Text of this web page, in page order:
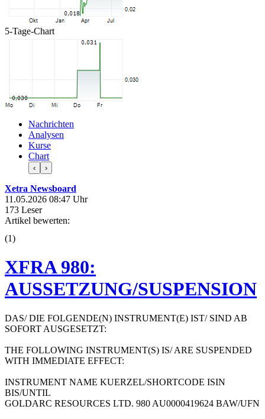
5-Tage-Chart
Nachrichten
Analysen
Kurse
Chart
‹ ›
Xetra Newsboard
11.05.2026 08:47 Uhr
173 Leser
Artikel bewerten:
(1)
XFRA 980:
AUSSETZUNG/SUSPENSION
DAS/ DIE FOLGENDE(N) INSTRUMENT(E) IST/ SIND AB
SOFORT AUSGESETZT:
THE FOLLOWING INSTRUMENT(S) IS/ ARE SUSPENDED
WITH IMMEDIATE EFFECT:
INSTRUMENT NAME KUERZEL/SHORTCODE ISIN
BIS/UNTIL
GOLDARC RESOURCES LTD. 980 AU0000419624 BAW/UFN